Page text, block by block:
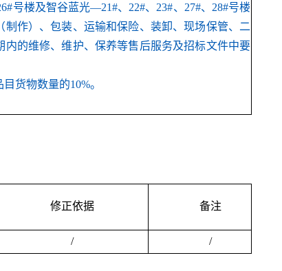
号楼及智谷蓝光—21#、22#、23#、27#、28#号楼
制作）、包装、运输和保险、装卸、现场保管、二
内的维修、维护、保养等售后服务及招标文件中要
目货物数量的10%。
修正依据 备注
/
/